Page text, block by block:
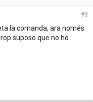
#3
la comanda, ara només
suposo que no ho